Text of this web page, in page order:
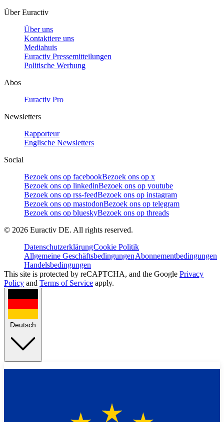
Über Euractiv
Über uns
Kontaktiere uns
Mediahuis
Euractiv Pressemitteilungen
Politische Werbung
Abos
Euractiv Pro
Newsletters
Rapporteur
Englische Newsletters
Social
Bezoek ons op facebookBezoek ons op x
Bezoek ons op linkedinBezoek ons op youtube
Bezoek ons op rss-feedBezoek ons op instagram
Bezoek ons op mastodonBezoek ons op telegram
Bezoek ons op blueskyBezoek ons op threads
© 2026 Euractiv DE. All rights reserved.
DatenschutzerklärungCookie Politik
Allgemeine GeschäftsbedingungenAbonnementbedingungen
Handelsbedingungen
This site is protected by reCAPTCHA, and the Google Privacy
Policy and Terms of Service apply.
Deutsch